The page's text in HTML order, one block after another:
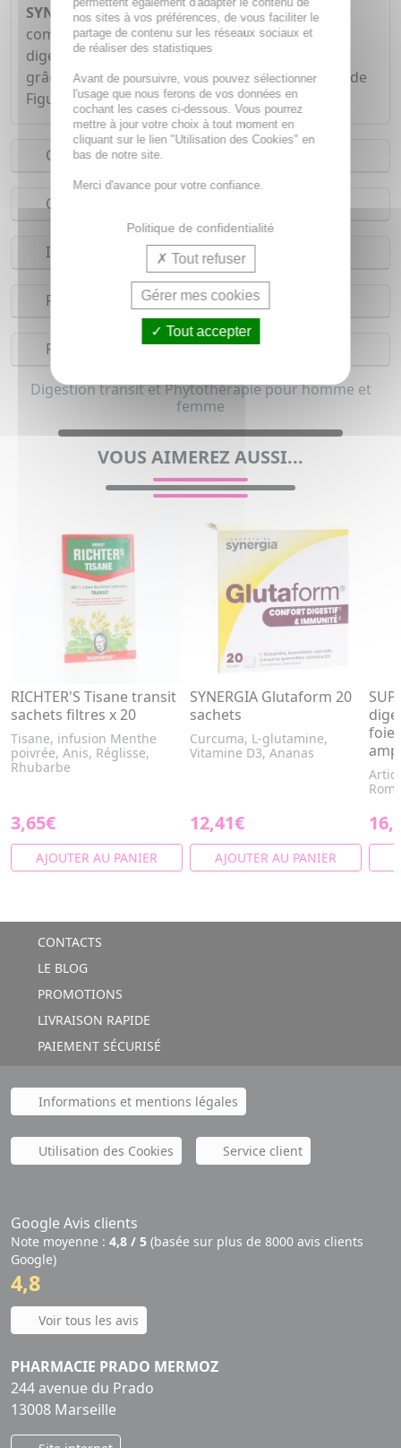
SYNACTIFS LaxActifs Transit gélules x 20:
complément alimentaire contribue au confort
digestif et à l'amélioration du transit intestinal
grâce à la présence de Gingembre, de Psyllium, de
Figue et de Rhubarbe.
Conseils d'utilisation
Composition
Indications
Réserves
Précautions
Digestion transit et Phytothérapie pour homme et
femme
VOUS AIMEREZ AUSSI...
RICHTER'S Tisane transit
sachets filtres x 20
Tisane, infusion Menthe
poivrée, Anis, Réglisse,
Rhubarbe
3,65€
AJOUTER AU PANIER
SYNERGIA Glutaform 20
sachets
Curcuma, L-glutamine,
Vitamine D3, Ananas
12,41€
AJOUTER AU PANIER
foie
CONTACTS
LE BLOG
PROMOTIONS
LIVRAISON RAPIDE
PAIEMENT SÉCURISÉ
Informations et mentions légales
Utilisation des Cookies Service client
Google Avis clients
Note moyenne : 4,8 / 5 (basée sur plus de 8000 avis clients
Google)
4,8
Voir tous les avis
PHARMACIE PRADO MERMOZ
244 avenue du Prado
13008 Marseille
nos sites à vos préférences, de vous faciliter le
partage de contenu sur les réseaux sociaux et
de réaliser des statistiques
Avant de poursuivre, vous pouvez sélectionner
l'usage que nous ferons de vos données en
cochant les cases ci-dessous. Vous pourrez
mettre à jour votre choix à tout moment en
cliquant sur le lien "Utilisation des Cookies" en
bas de notre site.
Merci d'avance pour votre confiance.
Politique de confidentialité
Tout refuser
Gérer mes cookies
Tout accepter